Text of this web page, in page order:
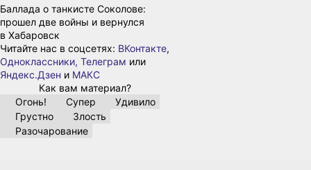
Баллада о танкисте Соколове:
прошел две войны и вернулся
в Хабаровск
Читайте нас в соцсетях: ВКонтакте,
Одноклассники, Телеграм или
Яндекс.Дзен и МАКС
Как вам материал?
Огонь!
Супер
Удивило
Грустно
Злость
Разочарование